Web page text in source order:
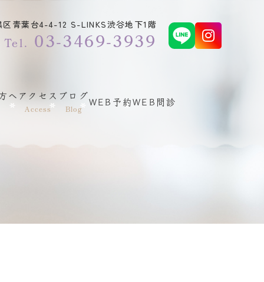
区青葉台4-4-12 S-LINKS渋谷地下1階
Tel. 03-3469-3939
へ アクセス
Access
ブログ
Blog
WEB予約 WEB問診